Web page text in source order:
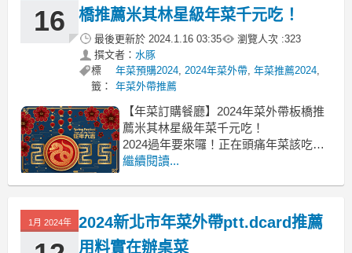
不然就是
16
橋推薦米其林星級年菜千元吃！
最後更新於 2024.1.16 03:35 瀏覽人次 :323
撰文者： 水豚
標
籤：
年菜預購2024,2024年菜外帶,年菜推薦2024,
年菜外帶推薦
【年菜訂購餐廳】2024年菜外帶板橋推
薦米其林星級年菜千元吃！
2024過年要來囉！正在頭痛年菜該吃什
麼才好？2024年菜外帶板橋
年菜dcard 板橋年菜外帶2024 板橋年菜
餐廳 板橋年菜訂購 土
繼續閱讀...
1月 2024年
2024新北市年菜外帶ptt.dcard推薦
用料實在辦桌菜